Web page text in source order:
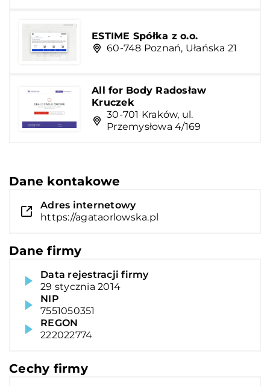
ESTIME Spółka z o.o.
60-748 Poznań, Ułańska 21
All for Body Radosław
Kruczek
30-701 Kraków, ul.
Przemysłowa 4/169
Dane kontakowe
Adres internetowy
https://agataorlowska.pl
Dane firmy
Data rejestracji firmy
29 stycznia 2014
NIP
7551050351
REGON
222022774
Cechy firmy